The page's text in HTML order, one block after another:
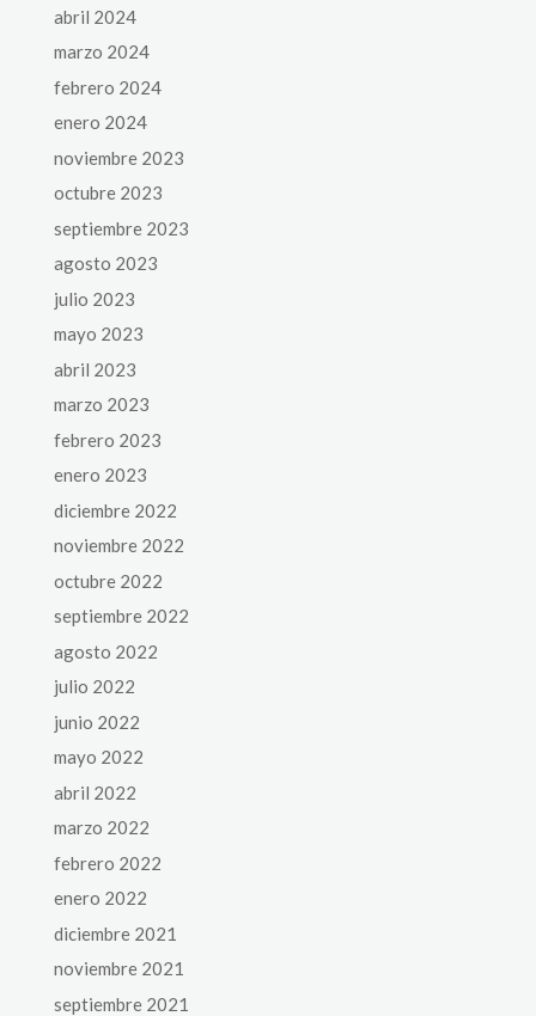
abril 2024
marzo 2024
febrero 2024
enero 2024
noviembre 2023
octubre 2023
septiembre 2023
agosto 2023
julio 2023
mayo 2023
abril 2023
marzo 2023
febrero 2023
enero 2023
diciembre 2022
noviembre 2022
octubre 2022
septiembre 2022
agosto 2022
julio 2022
junio 2022
mayo 2022
abril 2022
marzo 2022
febrero 2022
enero 2022
diciembre 2021
noviembre 2021
septiembre 2021